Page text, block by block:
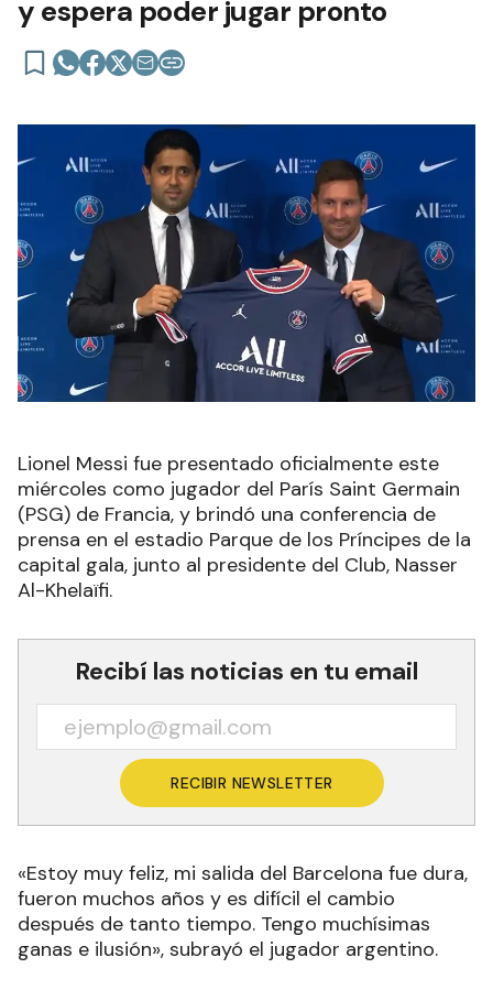
y espera poder jugar pronto
Lionel Messi fue presentado oficialmente este
miércoles como jugador del París Saint Germain
(PSG) de Francia, y brindó una conferencia de
prensa en el estadio Parque de los Príncipes de la
capital gala, junto al presidente del Club, Nasser
Al-Khelaïfi.
Recibí las noticias en tu email
RECIBIR NEWSLETTER
«Estoy muy feliz, mi salida del Barcelona fue dura,
fueron muchos años y es difícil el cambio
después de tanto tiempo. Tengo muchísimas
ganas e ilusión», subrayó el jugador argentino.